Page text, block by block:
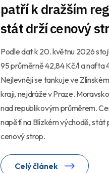
patří k dražším
stát drží cenový
Podle dat k 20. květnu 2026
95 průměrně 42,84 Kč/l a nafta
Nejlevněji se tankuje ve
kraji, nejdráže v Praze.
nad republikovým průměrem.
napětí na Blízkém východě, stát
cenový strop.
Celý článek